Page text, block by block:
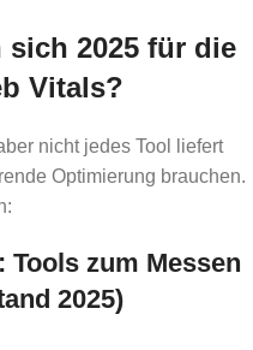
sich 2025 für die
Vitals?
nicht jedes Tool liefert
Optimierung brauchen.
zum Messen
2025)